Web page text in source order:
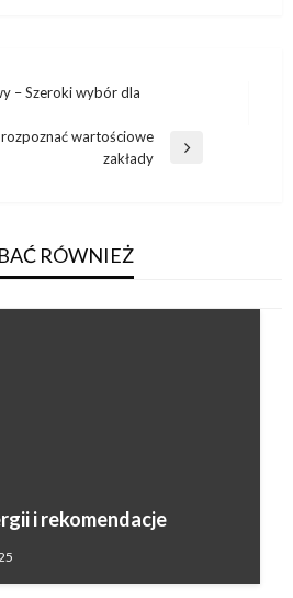
– Szeroki wybór dla
wartościowe
zakłady
RÓWNIEŻ
i rekomendacje